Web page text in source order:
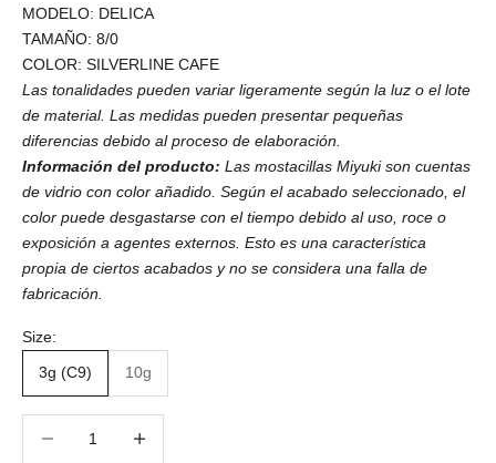
MODELO: DELICA
TAMAÑO: 8/0
COLOR: SILVERLINE CAFE
Las tonalidades pueden variar ligeramente según la luz o el lote
de material. Las medidas pueden presentar pequeñas
diferencias debido al proceso de elaboración.
Información del producto: Las mostacillas Miyuki son cuentas
de vidrio con color añadido. Según el acabado seleccionado, el
color puede desgastarse con el tiempo debido al uso, roce o
exposición a agentes externos. Esto es una característica
propia de ciertos acabados y no se considera una falla de
fabricación.
Size:
3g (C9) 10g